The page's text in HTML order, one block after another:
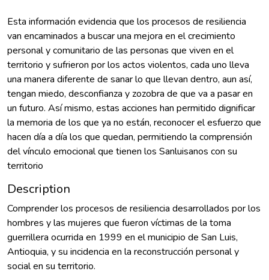
Esta información evidencia que los procesos de resiliencia
van encaminados a buscar una mejora en el crecimiento
personal y comunitario de las personas que viven en el
territorio y sufrieron por los actos violentos, cada uno lleva
una manera diferente de sanar lo que llevan dentro, aun así,
tengan miedo, desconfianza y zozobra de que va a pasar en
un futuro. Así mismo, estas acciones han permitido dignificar
la memoria de los que ya no están, reconocer el esfuerzo que
hacen día a día los que quedan, permitiendo la comprensión
del vínculo emocional que tienen los Sanluisanos con su
territorio
Description
Comprender los procesos de resiliencia desarrollados por los
hombres y las mujeres que fueron víctimas de la toma
guerrillera ocurrida en 1999 en el municipio de San Luis,
Antioquia, y su incidencia en la reconstrucción personal y
social en su territorio.